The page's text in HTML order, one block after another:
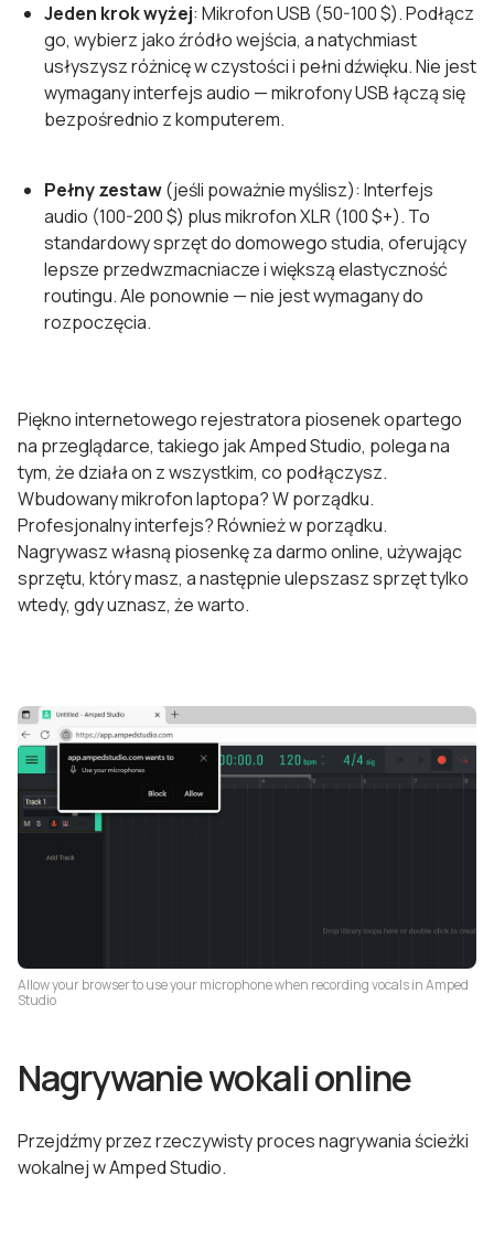
Jeden krok wyżej: Mikrofon USB (50-100 $). Podłącz
go, wybierz jako źródło wejścia, a natychmiast
usłyszysz różnicę w czystości i pełni dźwięku. Nie jest
wymagany interfejs audio — mikrofony USB łączą się
bezpośrednio z komputerem.
Pełny zestaw(jeśli poważnie myślisz): Interfejs
audio (100-200 $) plus mikrofon XLR (100 $+). To
standardowy sprzęt do domowego studia, oferujący
lepsze przedwzmacniacze i większą elastyczność
routingu. Ale ponownie — nie jest wymagany do
rozpoczęcia.
Piękno internetowego rejestratora piosenek opartego
na przeglądarce, takiego jak Amped Studio, polega na
tym, że działa on z wszystkim, co podłączysz.
Wbudowany mikrofon laptopa? W porządku.
Profesjonalny interfejs? Również w porządku.
Nagrywasz własną piosenkę za darmo online, używając
sprzętu, który masz, a następnie ulepszasz sprzęt tylko
wtedy, gdy uznasz, że warto.
Allow your browser to use your microphone when recording vocals in Amped
Studio
Nagrywanie wokali online
Przejdźmy przez rzeczywisty proces nagrywania ścieżki
wokalnej w Amped Studio.